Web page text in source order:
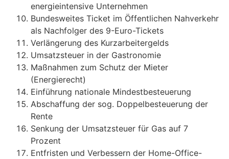
energieintensive Unternehmen
Bundesweites Ticket im Öffentlichen Nahverkehr
als Nachfolger des 9-Euro-Tickets
Verlängerung des Kurzarbeitergelds
Umsatzsteuer in der Gastronomie
Maßnahmen zum Schutz der Mieter
(Energierecht)
Einführung nationale Mindestbesteuerung
Abschaffung der sog. Doppelbesteuerung der
Rente
Senkung der Umsatzsteuer für Gas auf 7
Prozent
Entfristen und Verbessern der Home-Office-